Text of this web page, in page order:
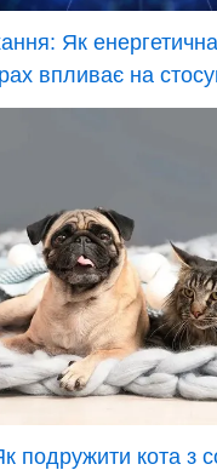
Як енергетична
впливає на
подружити кота з